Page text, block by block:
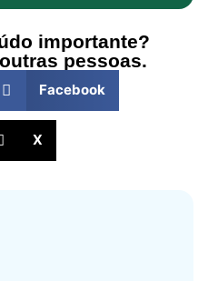
importante?
pessoas.
Facebook
X